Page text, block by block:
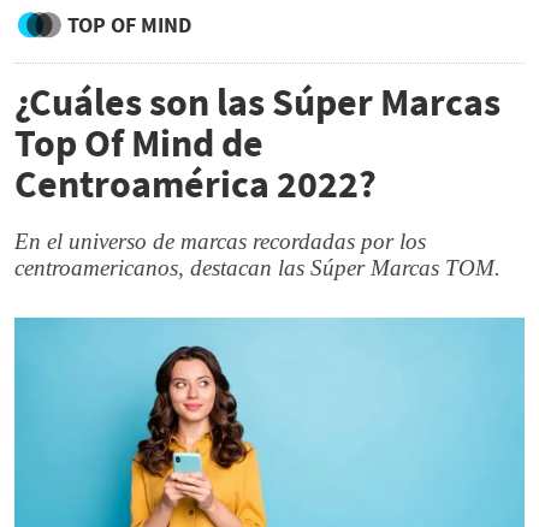
TOP OF MIND
¿Cuáles son las Súper Marcas
Top Of Mind de
Centroamérica 2022?
En el universo de marcas recordadas por los
centroamericanos, destacan las Súper Marcas TOM.